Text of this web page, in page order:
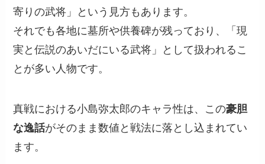
寄りの武将」という見方もあります。
それでも各地に墓所や供養碑が残っており、「現
実と伝説のあいだにいる武将」として扱われるこ
とが多い人物です。
真戦における小島弥太郎のキャラ性は、この豪胆
な逸話がそのまま数値と戦法に落とし込まれてい
ます。